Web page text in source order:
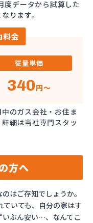
データから試算した
ります。
料金
従量単価
340円～
のガス会社・お住ま
細は当社専門スタッ
方へ
はご存知でしょうか。
いても、自分の家はす
いぶん安い…、なんてこ